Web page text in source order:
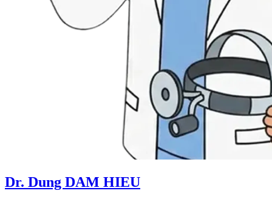
Dr. Dung DAM HIEU